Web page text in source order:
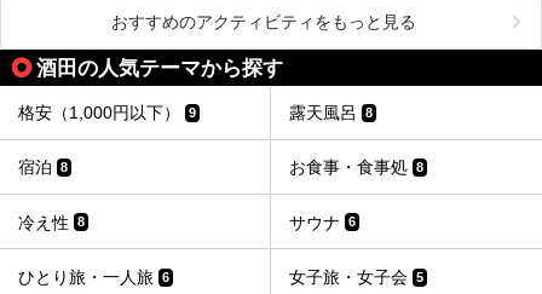
おすすめのアクティビティをもっと見る
酒田の人気テーマから探す
格安（1,000円以下） 9 露天風呂 8
宿泊 8 お食事・食事処 8
冷え性 8 サウナ 6
ひとり旅・一人旅 6 女子旅・女子会 5